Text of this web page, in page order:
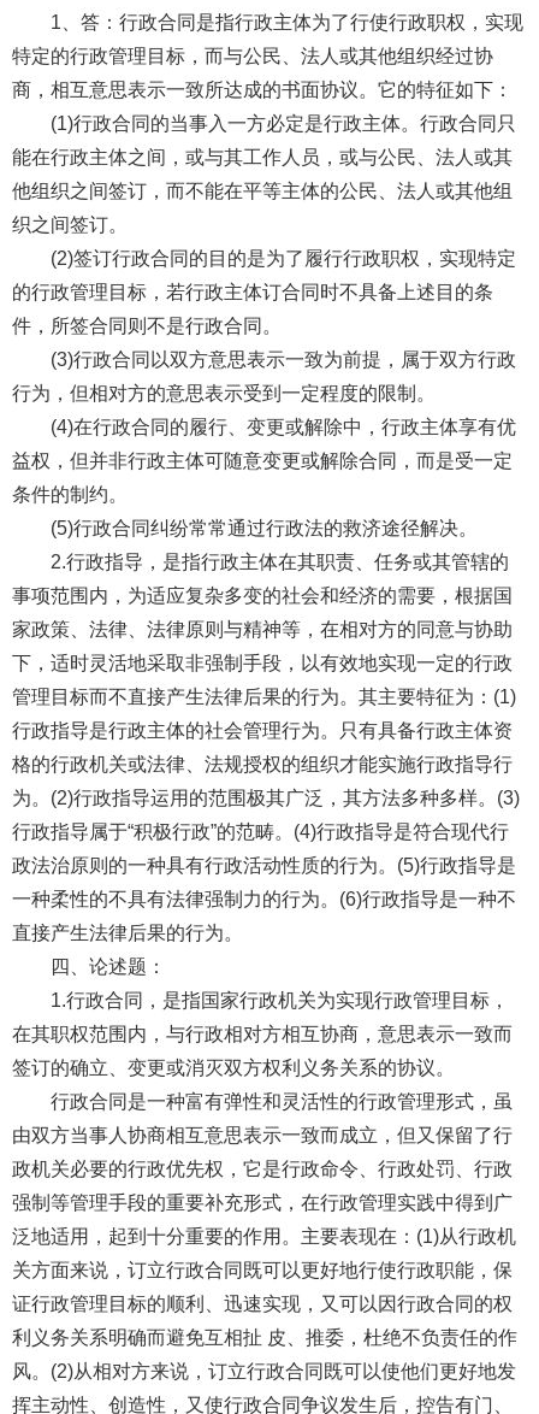
1、答：行政合同是指行政主体为了行使行政职权，实现
特定的行政管理目标，而与公民、法人或其他组织经过协
商，相互意思表示一致所达成的书面协议。它的特征如下：
(1)行政合同的当事入一方必定是行政主体。行政合同只
能在行政主体之间，或与其工作人员，或与公民、法人或其
他组织之间签订，而不能在平等主体的公民、法人或其他组
织之间签订。
(2)签订行政合同的目的是为了履行行政职权，实现特定
的行政管理目标，若行政主体订合同时不具备上述目的条
件，所签合同则不是行政合同。
(3)行政合同以双方意思表示一致为前提，属于双方行政
行为，但相对方的意思表示受到一定程度的限制。
(4)在行政合同的履行、变更或解除中，行政主体享有优
益权，但并非行政主体可随意变更或解除合同，而是受一定
条件的制约。
(5)行政合同纠纷常常通过行政法的救济途径解决。
2.行政指导，是指行政主体在其职责、任务或其管辖的
事项范围内，为适应复杂多变的社会和经济的需要，根据国
家政策、法律、法律原则与精神等，在相对方的同意与协助
下，适时灵活地采取非强制手段，以有效地实现一定的行政
管理目标而不直接产生法律后果的行为。其主要特征为：(1)
行政指导是行政主体的社会管理行为。只有具备行政主体资
格的行政机关或法律、法规授权的组织才能实施行政指导行
为。(2)行政指导运用的范围极其广泛，其方法多种多样。(3)
行政指导属于“积极行政”的范畴。(4)行政指导是符合现代行
政法治原则的一种具有行政活动性质的行为。(5)行政指导是
一种柔性的不具有法律强制力的行为。(6)行政指导是一种不
直接产生法律后果的行为。
四、论述题：
1.行政合同，是指国家行政机关为实现行政管理目标，
在其职权范围内，与行政相对方相互协商，意思表示一致而
签订的确立、变更或消灭双方权利义务关系的协议。
行政合同是一种富有弹性和灵活性的行政管理形式，虽
由双方当事人协商相互意思表示一致而成立，但又保留了行
政机关必要的行政优先权，它是行政命令、行政处罚、行政
强制等管理手段的重要补充形式，在行政管理实践中得到广
泛地适用，起到十分重要的作用。主要表现在：(1)从行政机
关方面来说，订立行政合同既可以更好地行使行政职能，保
证行政管理目标的顺利、迅速实现，又可以因行政合同的权
利义务关系明确而避免互相扯 皮、推委，杜绝不负责任的作
风。(2)从相对方来说，订立行政合同既可以使他们更好地发
挥主动性、创造性，又使行政合同争议发生后，控告有门、